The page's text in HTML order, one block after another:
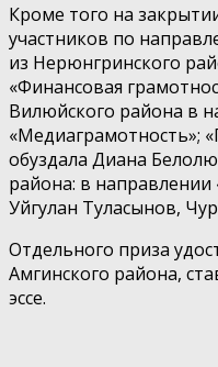
Кроме того на
участников по
из Нерюнгринского
«Финансовая
Вилюйского района в
«Медиаграмотность»;
обуздала Диана
района: в
Уйгулан Туласынов,
Отдельного приза
Амгинского района,
эссе.